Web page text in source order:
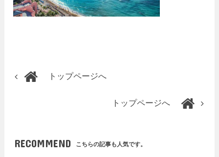
トップページへ
トップページへ
RECOMMEND こちらの記事も人気です。